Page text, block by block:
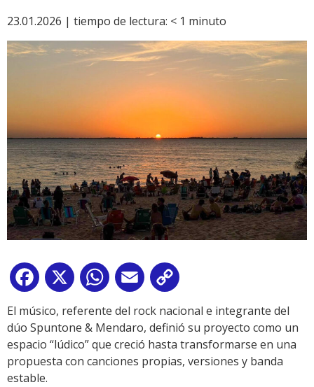
23.01.2026 | tiempo de lectura: < 1 minuto
Facebook
X WhatsApp
Email
Link
El músico, referente del rock nacional e integrante del
dúo Spuntone & Mendaro, definió su proyecto como un
espacio “lúdico” que creció hasta transformarse en una
propuesta con canciones propias, versiones y banda
estable.